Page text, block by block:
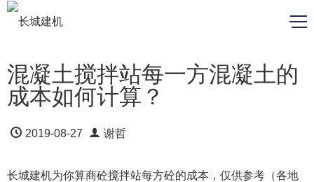
混凝土搅拌站每一方混凝土的
成本如何计算？
2019-08-27 谢哲
长城建机为你算商砼搅拌站每方砼的成本，仅供参考（各地